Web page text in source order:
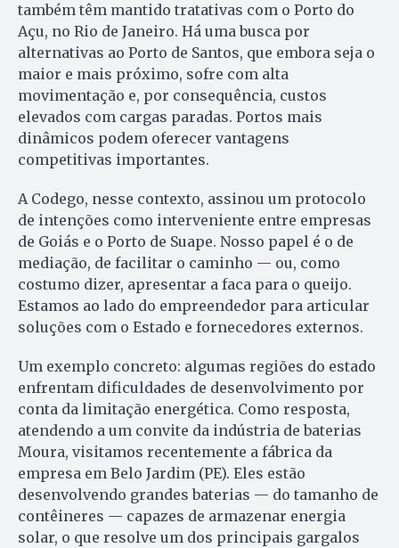
também têm mantido tratativas com o Porto do
Açu, no Rio de Janeiro. Há uma busca por
alternativas ao Porto de Santos, que embora seja o
maior e mais próximo, sofre com alta
movimentação e, por consequência, custos
elevados com cargas paradas. Portos mais
dinâmicos podem oferecer vantagens
competitivas importantes.
A Codego, nesse contexto, assinou um protocolo
de intenções como interveniente entre empresas
de Goiás e o Porto de Suape. Nosso papel é o de
mediação, de facilitar o caminho — ou, como
costumo dizer, apresentar a faca para o queijo.
Estamos ao lado do empreendedor para articular
soluções com o Estado e fornecedores externos.
Um exemplo concreto: algumas regiões do estado
enfrentam dificuldades de desenvolvimento por
conta da limitação energética. Como resposta,
atendendo a um convite da indústria de baterias
Moura, visitamos recentemente a fábrica da
empresa em Belo Jardim (PE). Eles estão
desenvolvendo grandes baterias — do tamanho de
contêineres — capazes de armazenar energia
solar, o que resolve um dos principais gargalos